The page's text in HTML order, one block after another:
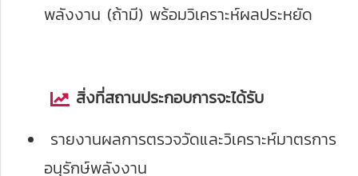
พลังงาน (ถ้ามี) พร้อมวิเคราะห์ผลประหยัด
สิ่งที่สถานประกอบการจะได้รับ
รายงานผลการตรวจวัดและวิเคราะห์มาตรการ
อนุรักษ์พลังงาน